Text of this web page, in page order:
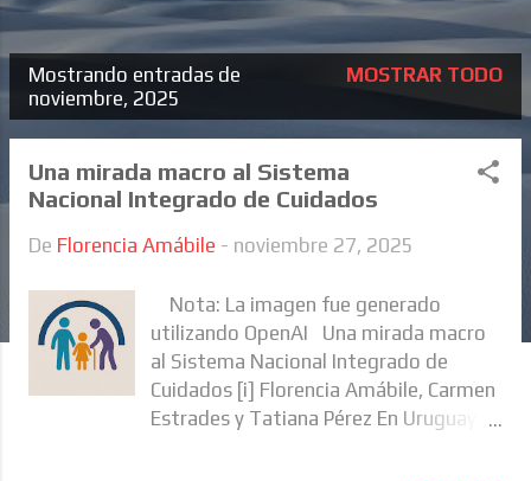
n
Mostrando entradas de
noviembre, 2025
MOSTRAR TODO
Una mirada macro al Sistema
Nacional Integrado de Cuidados
De Florencia Amábile - noviembre 27, 2025
Nota: La imagen fue generado
utilizando OpenAI Una mirada macro
al Sistema Nacional Integrado de
Cuidados [i] Florencia Amábile, Carmen
Estrades y Tatiana Pérez En Uruguay, el